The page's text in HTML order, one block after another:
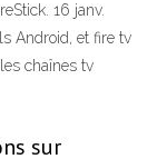
16 janv.
Android, et fire tv
chaînes tv
sur